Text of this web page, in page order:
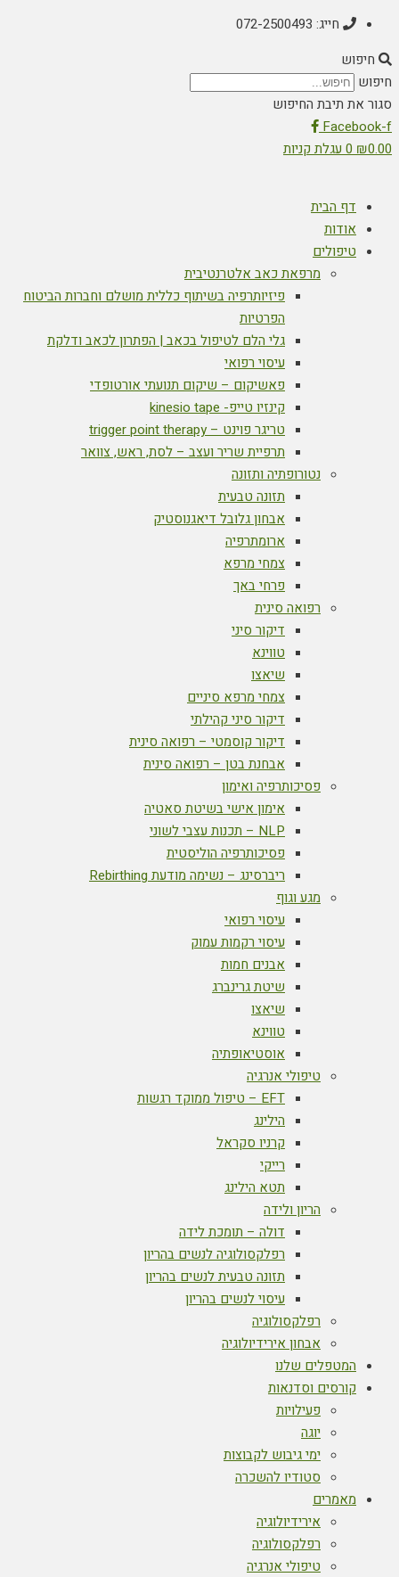
חייג: 072-2500493
חיפוש
חיפוש
סגור את תיבת החיפוש
Facebook-f
₪0.00
0 עגלת קניות
דף הבית
אודות
טיפולים
מרפאת כאב אלטרנטיבית
פיזיותרפיה בשיתוף כללית מושלם וחברות הביטוח
הפרטיות
גלי הלם לטיפול בכאב | הפתרון לכאב ודלקת
עיסוי רפואי
פאשיקום – שיקום תנועתי אורטופדי
קינזיו טייפ- kinesio tape
טריגר פוינט – trigger point therapy
תרפיית שריר ועצב – לסת, ראש, צוואר
נטורופתיה ותזונה
תזונה טבעית
אבחון גלובל דיאגנוסטיק
ארומתרפיה
צמחי מרפא
פרחי באך
רפואה סינית
דיקור סיני
טווינא
שיאצו
צמחי מרפא סיניים
דיקור סיני קהילתי
דיקור קוסמטי – רפואה סינית
אבחנת בטן – רפואה סינית
פסיכותרפיה ואימון
אימון אישי בשיטת סאטיה
NLP – תכנות עצבי לשוני
פסיכותרפיה הוליסטית
ריברסינג – נשימה מודעת Rebirthing
מגע וגוף
עיסוי רפואי
עיסוי רקמות עמוק
אבנים חמות
שיטת גרינברג
שיאצו
טווינא
אוסטיאופתיה
טיפולי אנרגיה
EFT – טיפול ממוקד רגשות
הילינג
קרניו סקראל
רייקי
תטא הילינג
הריון ולידה
דולה – תומכת לידה
רפלקסולוגיה לנשים בהריון
תזונה טבעית לנשים בהריון
עיסוי לנשים בהריון
רפלקסולוגיה
אבחון אירידיולוגיה
המטפלים שלנו
קורסים וסדנאות
פעילויות
יוגה
ימי גיבוש לקבוצות
סטודיו להשכרה
מאמרים
אירידיולוגיה
רפלקסולוגיה
טיפולי אנרגיה